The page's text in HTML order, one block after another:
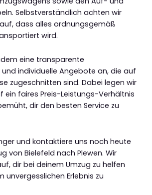
Selbstverständlich achten wir
dass alles ordnungsgemäß
wird.
eine transparente
individuelle Angebote an, die auf
zugeschnitten sind. Dabei legen wir
ein faires Preis-Leistungs-Verhältnis
dir den besten Service zu
und kontaktiere uns noch heute
von Bielefeld nach Plewen. Wir
dir bei deinem Umzug zu helfen
unvergesslichen Erlebnis zu